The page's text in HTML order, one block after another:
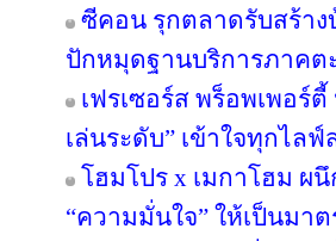
ซีคอน รุกตลาดรับสร้าง
ปักหมุดฐานบริการภาคต
เฟรเซอร์ส พร็อพเพอร์
เล่นระดับ” เข้าใจทุกไล
โฮมโปร x เมกาโฮม ผ
“ความมั่นใจ” ให้เป็นม